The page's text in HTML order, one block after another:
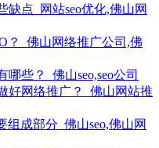
点_网站seo优化,佛山网
？_佛山网络推广公司,佛
些？_佛山seo,seo公司
好网络推广？_佛山网站推
组成部分_佛山seo,佛山网